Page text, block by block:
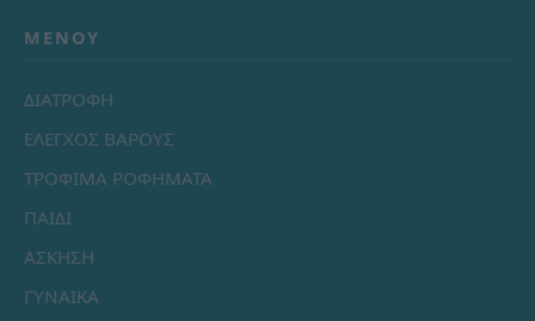
ΜΕΝΟΎ
ΔΙΑΤΡΟΦΗ
ΕΛΕΓΧΟΣ ΒΑΡΟΥΣ
ΤΡΟΦΙΜΑ ΡΟΦΗΜΑΤΑ
ΠΑΙΔΙ
ΑΣΚΗΣΗ
ΓΥΝΑΙΚΑ